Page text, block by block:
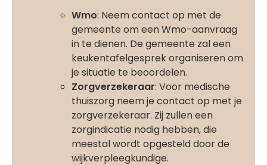
Wmo: Neem contact op met de
gemeente om een Wmo-aanvraag
in te dienen. De gemeente zal een
keukentafelgesprek organiseren om
je situatie te beoordelen.
Zorgverzekeraar: Voor medische
thuiszorg neem je contact op met je
zorgverzekeraar. Zij zullen een
zorgindicatie nodig hebben, die
meestal wordt opgesteld door de
wijkverpleegkundige.